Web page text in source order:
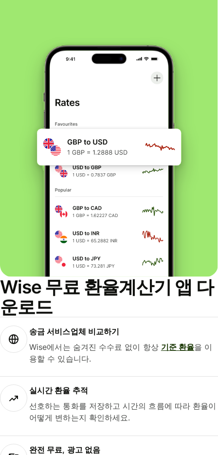
Wise 무료 환율계산기 앱 다
운로드
송금 서비스업체 비교하기
Wise에서는 숨겨진 수수료 없이 항상 기준 환율을 이
용할 수 있습니다.
실시간 환율 추적
선호하는 통화를 저장하고 시간의 흐름에 따라 환율이
어떻게 변하는지 확인하세요.
완전 무료, 광고 없음